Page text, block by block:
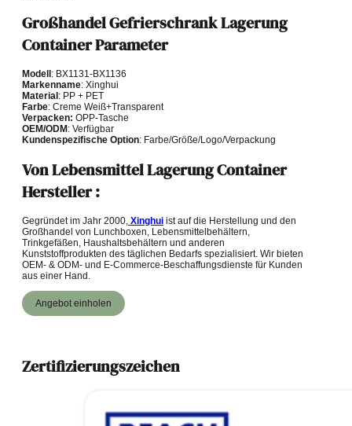
Großhandel Gefrierschrank Lagerung
Container Parameter
Modell : BX1131-BX1136
Markenname: Xinghui
Material : PP + PET
Farbe: Creme Weiß+Transparent
Verpacken: OPP-Tasche
OEM/ODM : Verfügbar
Kundenspezifische Option: Farbe/Größe/Logo/Verpackung
Von Lebensmittel Lagerung Container
Hersteller :
Gegründet im Jahr 2000, Xinghui ist auf die Herstellung und den
Großhandel von Lunchboxen, Lebensmittelbehältern,
Trinkgefäßen, Haushaltsbehältern und anderen
Kunststoffprodukten des täglichen Bedarfs spezialisiert. Wir bieten
OEM- & ODM- und E-Commerce-Beschaffungsdienste für Kunden
aus einer Hand.
Angebot einholen
Zertifizierungszeichen